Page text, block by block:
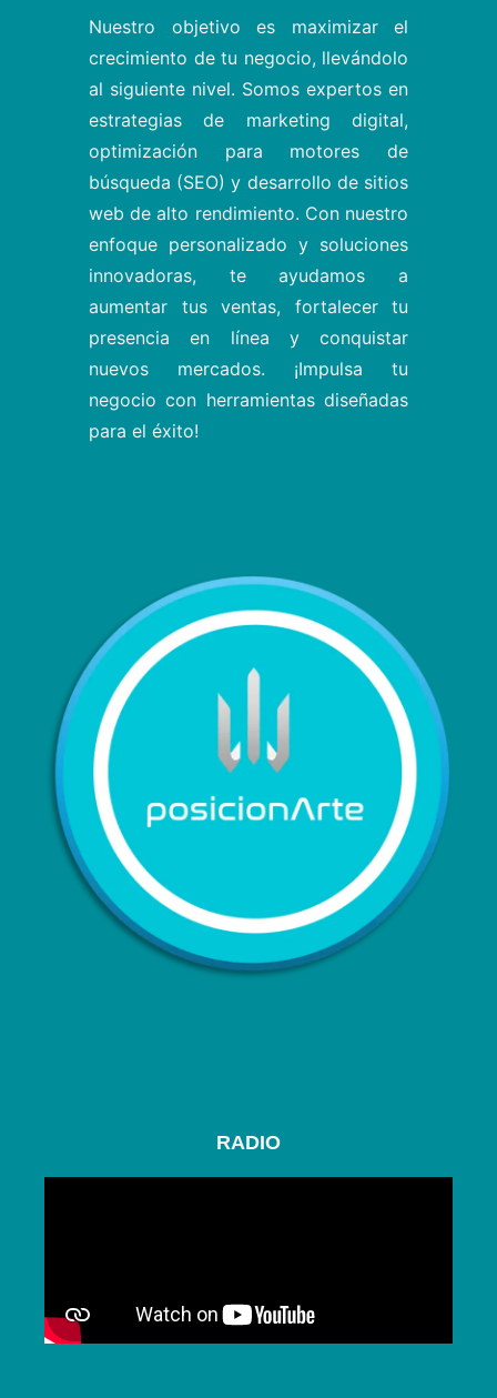
Nuestro objetivo es maximizar el
crecimiento de tu negocio, llevándolo
al siguiente nivel. Somos expertos en
estrategias de marketing digital,
optimización para motores de
búsqueda (SEO) y desarrollo de sitios
web de alto rendimiento. Con nuestro
enfoque personalizado y soluciones
innovadoras, te ayudamos a
aumentar tus ventas, fortalecer tu
presencia en línea y conquistar
nuevos mercados. ¡Impulsa tu
negocio con herramientas diseñadas
para el éxito!
RADIO